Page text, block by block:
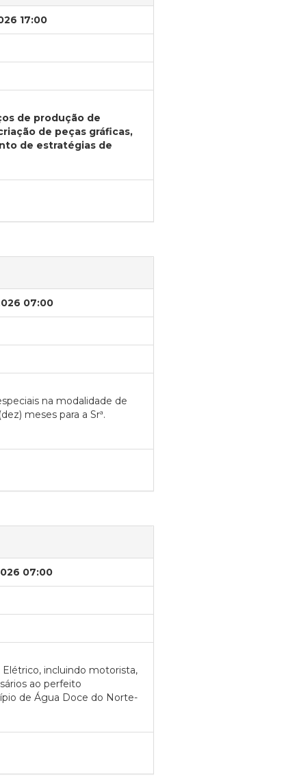
17:00
de produção de
de peças gráficas,
de estratégias de
07:00
na modalidade de
meses para a Srª.
07:00
incluindo motorista,
ao perfeito
de Água Doce do Norte-